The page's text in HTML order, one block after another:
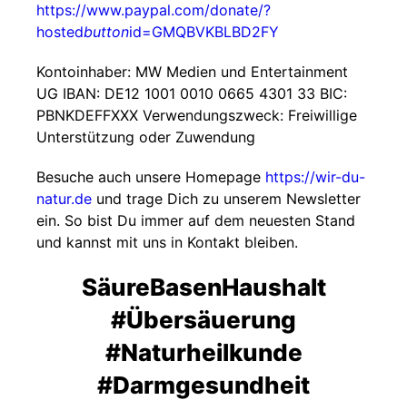
https://www.paypal.com/donate/?
hostedbuttonid=GMQBVKBLBD2FY
Kontoinhaber: MW Medien und Entertainment
UG IBAN: DE12 1001 0010 0665 4301 33 BIC:
PBNKDEFFXXX Verwendungszweck: Freiwillige
Unterstützung oder Zuwendung
Besuche auch unsere Homepage https://wir-du-
natur.de und trage Dich zu unserem Newsletter
ein. So bist Du immer auf dem neuesten Stand
und kannst mit uns in Kontakt bleiben.
SäureBasenHaushalt
#Übersäuerung
#Naturheilkunde
#Darmgesundheit